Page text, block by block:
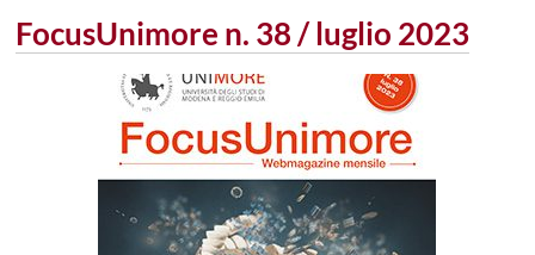
FocusUnimore n. 38 / luglio 2023